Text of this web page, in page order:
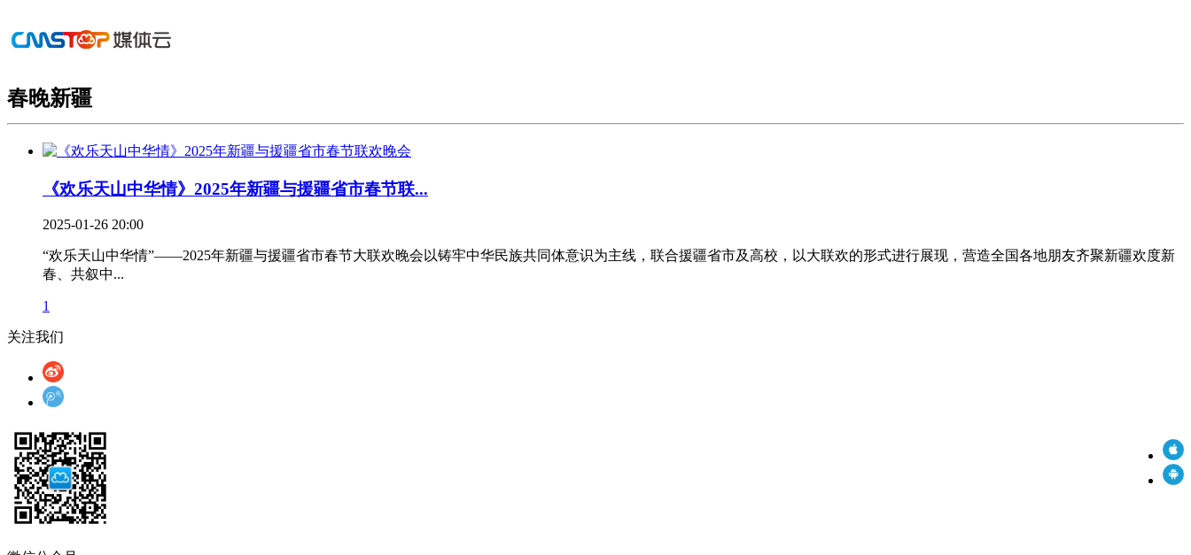
春晚新疆
《欢乐天山中华情》2025年新疆与援疆省市春节联...
2025-01-26 20:00
“欢乐天山中华情”——2025年新疆与援疆省市春节大联欢晚会以铸牢中华民族共同体意识为主线，联合援疆省市及高校，以大联欢的形式进行展现，营造全国各地朋友齐聚新疆欢度新
春、共叙中...
1
关注我们